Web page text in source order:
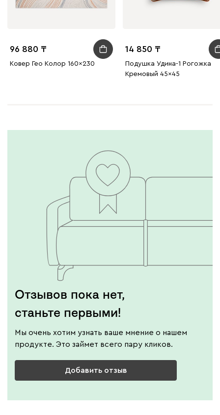
96 880
Ковер Гео Колор 160x230
14 850
Подушка Удина-1 Рогожка
Кремовый 45x45
Отзывов пока нет,
станьте первыми!
Мы очень хотим узнать ваше мнение о нашем
продукте. Это займет всего пару кликов.
Добавить отзыв